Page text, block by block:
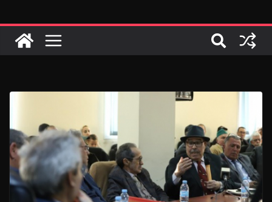
destinada a consolidar la posición de Marruecos
en una economía mundial competitiva (politólogo
marroquí-estadounidense)